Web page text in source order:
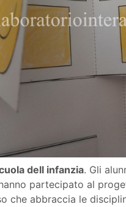
dell infanzia. Gli
partecipato al
che abbraccia le